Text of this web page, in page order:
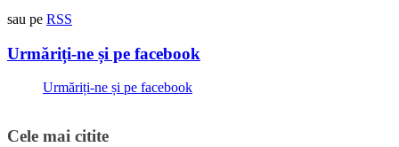
sau pe RSS
Urmăriți-ne și pe facebook
Urmăriți-ne și pe facebook
Cele mai citite